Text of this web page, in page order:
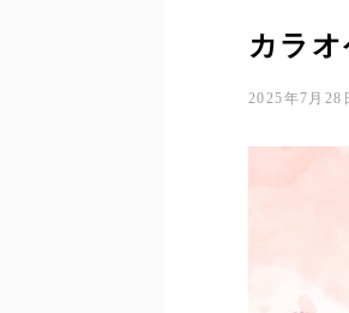
カラ
2025年7月28